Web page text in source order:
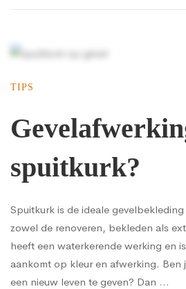
TIPS
spuitkurk?
Spuitkurk is de ideale
zowel de renoveren, bekleden als
heeft een waterkerende werking en
aankomt op kleur en afwerking. Ben
een nieuw leven te geven? Dan …